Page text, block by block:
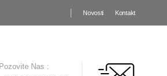
Novosti Kontakt
Pozovite Nas :